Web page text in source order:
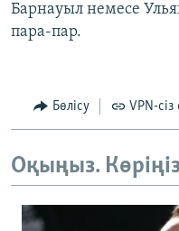
Барнауыл немесе
пара-пар.
Бөлісу VPN-сіз
Оқыңыз.